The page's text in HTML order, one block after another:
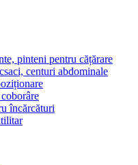
pinteni pentru cățărare
centuri abdominale
încărcături